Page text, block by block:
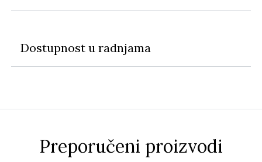
Dostupnost u radnjama
Preporučeni proizvodi